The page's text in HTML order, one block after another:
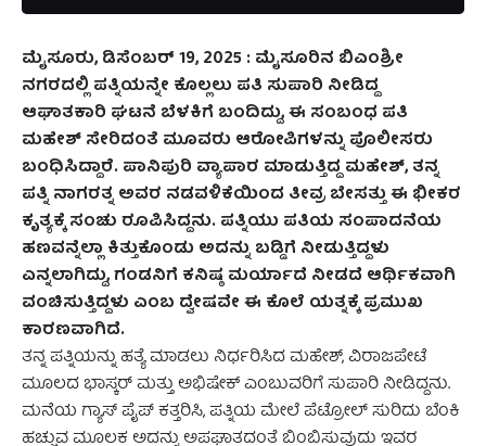
ಮೈಸೂರು, ಡಿಸೆಂಬರ್‌ 19, 2025 : ಮೈಸೂರಿನ ಬಿಎಂಶ್ರೀ
ನಗರದಲ್ಲಿ ಪತ್ನಿಯನ್ನೇ ಕೊಲ್ಲಲು ಪತಿ ಸುಪಾರಿ ನೀಡಿದ್ದ
ಆಘಾತಕಾರಿ ಘಟನೆ ಬೆಳಕಿಗೆ ಬಂದಿದ್ದು, ಈ ಸಂಬಂಧ ಪತಿ
ಮಹೇಶ್ ಸೇರಿದಂತೆ ಮೂವರು ಆರೋಪಿಗಳನ್ನು ಪೊಲೀಸರು
ಬಂಧಿಸಿದ್ದಾರೆ. ಪಾನಿಪುರಿ ವ್ಯಾಪಾರ ಮಾಡುತ್ತಿದ್ದ ಮಹೇಶ್, ತನ್ನ
ಪತ್ನಿ ನಾಗರತ್ನ ಅವರ ನಡವಳಿಕೆಯಿಂದ ತೀವ್ರ ಬೇಸತ್ತು ಈ ಭೀಕರ
ಕೃತ್ಯಕ್ಕೆ ಸಂಚು ರೂಪಿಸಿದ್ದನು. ಪತ್ನಿಯು ಪತಿಯ ಸಂಪಾದನೆಯ
ಹಣವನ್ನೆಲ್ಲಾ ಕಿತ್ತುಕೊಂಡು ಅದನ್ನು ಬಡ್ಡಿಗೆ ನೀಡುತ್ತಿದ್ದಳು
ಎನ್ನಲಾಗಿದ್ದು, ಗಂಡನಿಗೆ ಕನಿಷ್ಠ ಮರ್ಯಾದೆ ನೀಡದೆ ಆರ್ಥಿಕವಾಗಿ
ವಂಚಿಸುತ್ತಿದ್ದಳು ಎಂಬ ದ್ವೇಷವೇ ಈ ಕೊಲೆ ಯತ್ನಕ್ಕೆ ಪ್ರಮುಖ
ಕಾರಣವಾಗಿದೆ.
ತನ್ನ ಪತ್ನಿಯನ್ನು ಹತ್ಯೆ ಮಾಡಲು ನಿರ್ಧರಿಸಿದ ಮಹೇಶ್, ವಿರಾಜಪೇಟೆ
ಮೂಲದ ಭಾಸ್ಕರ್ ಮತ್ತು ಅಭಿಷೇಕ್ ಎಂಬುವರಿಗೆ ಸುಪಾರಿ ನೀಡಿದ್ದನು.
ಮನೆಯ ಗ್ಯಾಸ್ ಪೈಪ್ ಕತ್ತರಿಸಿ, ಪತ್ನಿಯ ಮೇಲೆ ಪೆಟ್ರೋಲ್ ಸುರಿದು ಬೆಂಕಿ
ಹಚ್ಚುವ ಮೂಲಕ ಅದನ್ನು ಅಪಘಾತದಂತೆ ಬಿಂಬಿಸುವುದು ಇವರ